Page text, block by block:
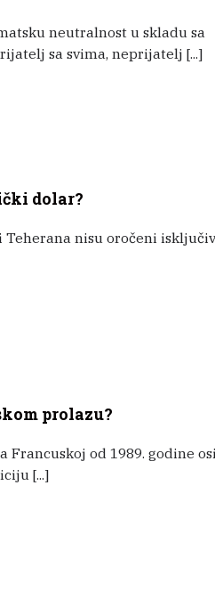
neutralnost u skladu sa
sa svima, neprijatelj [...]
dolar?
nisu oročeni
prolazu?
Francuskoj od 1989. godine
[...]